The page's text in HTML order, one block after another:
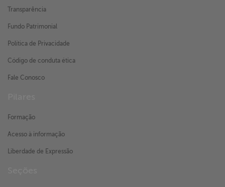
Transparência
Fundo Patrimonial
Política de Privacidade
Código de conduta ética
Fale Conosco
Formação
Acesso à informação
Liberdade de Expressão